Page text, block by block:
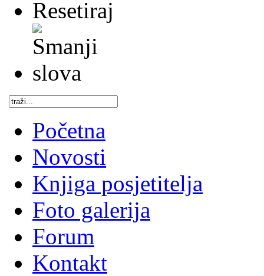
Početna
Novosti
Knjiga posjetitelja
Foto galerija
Forum
Kontakt